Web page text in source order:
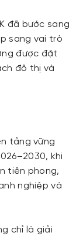
đã bước sang
sang vai trò
được đặt
đô thị và
tảng vững
khi
tiên phong,
nghiệp và
chỉ là giải